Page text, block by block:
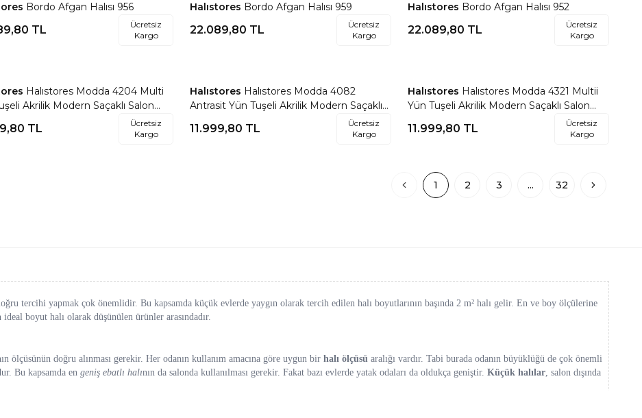
Ekle
Bordo Afgan Halısı 956
TL
Ücretsiz
Kargo
Favorilere Ekle
Halıstores Bordo Afgan Halısı 959
22.089,80 TL
Ücretsiz
Kargo
Favorilere Ekle
Halıstores Bordo Afgan Halısı 952
22.089,80 TL
Ücretsiz
Kargo
Ekle
Halıstores Modda 4204 Multi
Akrilik Modern Saçaklı Salon
TL
Ücretsiz
Kargo
Favorilere Ekle
Halıstores Halıstores Modda 4082
Antrasit Yün Tuşeli Akrilik Modern Saçaklı
11.999,80 TL
Ücretsiz
Kargo
Favorilere Ekle
Halıstores Halıstores Modda 4321 Multii
Yün Tuşeli Akrilik Modern Saçaklı Salon
11.999,80 TL
Ücretsiz
Kargo
1 2 3 ... 32
tercihi yapmak çok önemlidir. Bu kapsamda küçük evlerde yaygın olarak tercih edilen halı boyutlarının başında 2 m² halı gelir. En ve boy ölçülerine
boyut halı olarak düşünülen ürünler arasındadır.
ölçüsünün doğru alınması gerekir. Her odanın kullanım amacına göre uygun bir halı ölçüsü aralığı vardır. Tabi burada odanın büyüklüğü de çok önemli
Bu kapsamda en geniş ebatlı halının da salonda kullanılması gerekir. Fakat bazı evlerde yatak odaları da oldukça geniştir. Küçük halılar, salon dışında
boy değeri çarpılıp çıkan sonuç 10 bin sayısına bölündüğünde m² cinsinden halının ölçüsü bulunmuş olur. Sayfamızdaki halıları inceleyerek